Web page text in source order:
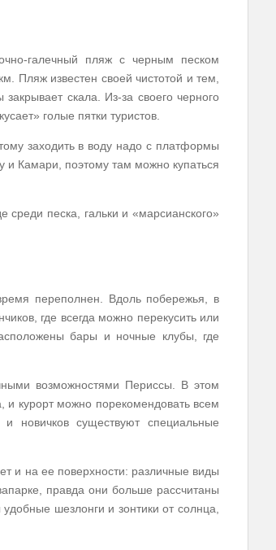
галечный пляж с черным песком
Пляж известен своей чистотой и тем,
скала. Из-за своего черного
голые пятки туристов.
заходить в воду надо с платформы
и Камари, поэтому там можно купаться
песка, гальки и «марсианского»
переполнен. Вдоль побережья, в
где всегда можно перекусить или
бары и ночные клубы, где
возможностями Периссы. В этом
курорт можно порекомендовать всем
новичков существуют специальные
и на ее поверхности: различные виды
правда они больше рассчитаны
шезлонги и зонтики от солнца,